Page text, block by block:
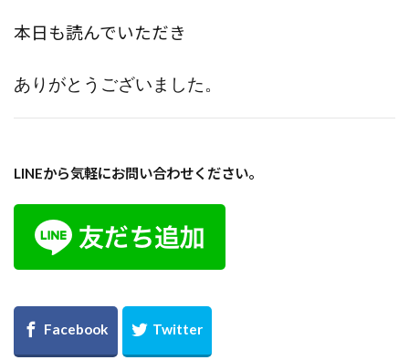
本日も読んでいただき
ありがとうございました。
LINEから気軽にお問い合わせください。